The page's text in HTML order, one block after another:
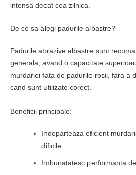
intensa decat cea zilnica.
De ce sa alegi padurile albastre?
Padurile abrazive albastre sunt
generala, avand o capacitate
murdariei fata de padurile rosii, fara a
cand sunt utilizate corect.
Beneficii principale:
Indeparteaza eficient
dificile
Imbunatatesc performanta